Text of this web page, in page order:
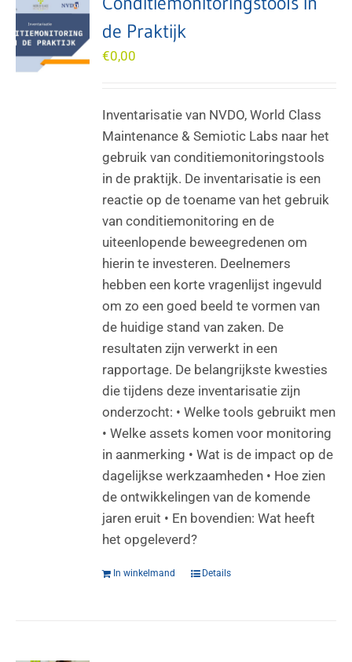
de Praktijk
€0,00
Inventarisatie van NVDO, World Class
Maintenance & Semiotic Labs naar het
gebruik van conditiemonitoringstools
in de praktijk. De inventarisatie is een
reactie op de toename van het gebruik
van conditiemonitoring en de
uiteenlopende beweegredenen om
hierin te investeren. Deelnemers
hebben een korte vragenlijst ingevuld
om zo een goed beeld te vormen van
de huidige stand van zaken. De
resultaten zijn verwerkt in een
rapportage. De belangrijkste kwesties
die tijdens deze inventarisatie zijn
onderzocht: • Welke tools gebruikt men
• Welke assets komen voor monitoring
in aanmerking • Wat is de impact op de
dagelijkse werkzaamheden • Hoe zien
de ontwikkelingen van de komende
jaren eruit • En bovendien: Wat heeft
het opgeleverd?
In winkelmand Details